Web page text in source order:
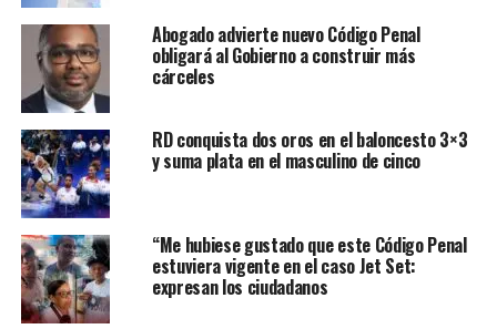
Abogado advierte nuevo Código Penal
obligará al Gobierno a construir más
cárceles
RD conquista dos oros en el baloncesto 3×3
y suma plata en el masculino de cinco
“Me hubiese gustado que este Código Penal
estuviera vigente en el caso Jet Set:
expresan los ciudadanos